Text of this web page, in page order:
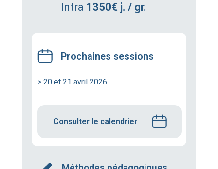
Intra 1350€ j. / gr.
Prochaines sessions
> 20 et 21 avril 2026
Consulter le calendrier